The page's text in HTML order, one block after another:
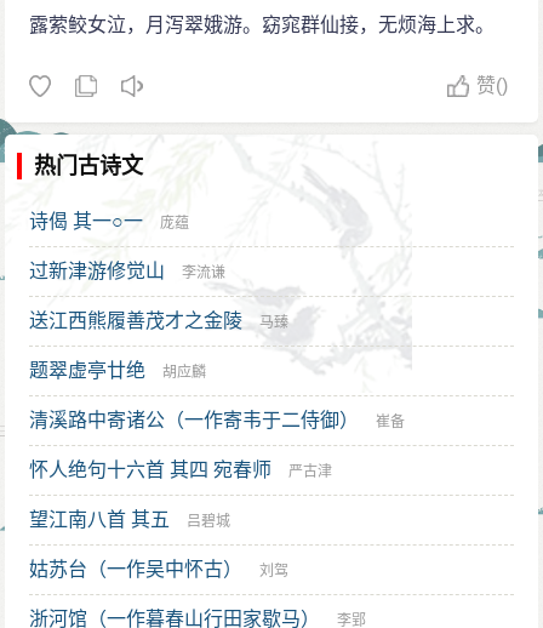
露萦鲛女泣，月泻翠娥游。窈窕群仙接，无烦海上求。
赞()
热门古诗文
诗偈 其一○一 庞蕴
过新津游修觉山 李流谦
送江西熊履善茂才之金陵 马臻
题翠虚亭廿绝 胡应麟
清溪路中寄诸公（一作寄韦于二侍御） 崔备
怀人绝句十六首 其四 宛春师 严古津
望江南八首 其五 吕碧城
姑苏台（一作吴中怀古） 刘驾
浙河馆（一作暮春山行田家歇马） 李郢